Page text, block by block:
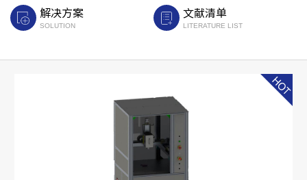
解决方案
SOLUTION
文献清单
LITERATURE LIST